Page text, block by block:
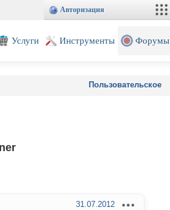
Авторизация
Услуги Инструменты Форумы
Пользовательское
31.07.2012